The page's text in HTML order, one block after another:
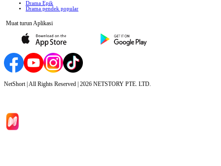
Drama Epik
Drama pendek popular
Muat turun Aplikasi
NetShort | All Rights Reserved | 2026 NETSTORY PTE. LTD.